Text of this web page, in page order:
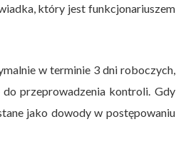
który jest funkcjonariuszem
w terminie 3 dni roboczych,
przeprowadzenia kontroli. Gdy
jako dowody w postępowaniu